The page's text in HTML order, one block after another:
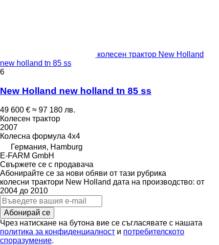
колесен трактор New Holland
new holland tn 85 ss
6
New Holland new holland tn 85 ss
49 600 € ≈ 97 180 лв.
Колесен трактор
2007
Колесна формула 4x4
Германия, Hamburg
E-FARM GmbH
Свържете се с продавача
Абонирайте се за нови обяви от тази рубрика
колесни трактори New Holland дата на производство: от
2004 до 2010
Абонирай се
Чрез натискане на бутона вие се съгласявате с нашата
политика за конфиденциалност и потребителското
споразумение.